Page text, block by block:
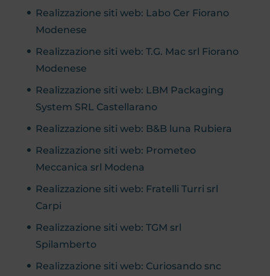
Realizzazione siti web: Labo Cer Fiorano
Modenese
Realizzazione siti web: T.G. Mac srl Fiorano
Modenese
Realizzazione siti web: LBM Packaging
System SRL Castellarano
Realizzazione siti web: B&B luna Rubiera
Realizzazione siti web: Prometeo
Meccanica srl Modena
Realizzazione siti web: Fratelli Turri srl
Carpi
Realizzazione siti web: TGM srl
Spilamberto
Realizzazione siti web: Curiosando snc